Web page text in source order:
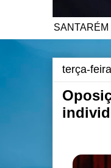
SANTARÉM
terça-